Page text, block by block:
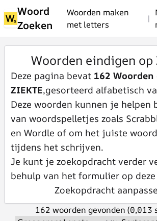
Woord
Zoeken
Woorden maken
met letters
|
Woorden eindigen op
Deze pagina bevat 162
ZIEKTE,gesorteerd alfabetisch
Deze woorden kunnen je helpen
van woordspelletjes zoals
en Wordle of om het juiste
tijdens het schrijven.
Je kunt je zoekopdracht verder
behulp van het formulier op
Zoekopdracht
162 woorden gevonden (0,013